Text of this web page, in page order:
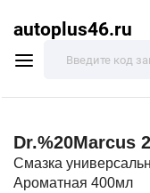
autoplus46.ru
Dr.%20Marcus
Смазка
Ароматная 400мл